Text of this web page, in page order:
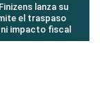
lanza su
el traspaso
impacto fiscal